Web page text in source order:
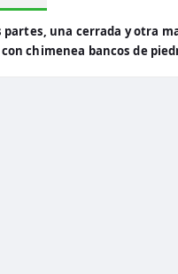
partes, una cerrada y otra
chimenea bancos de